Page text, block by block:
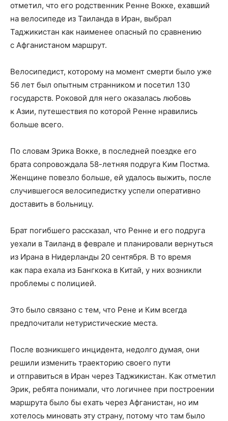
отметил, что его родственник Ренне Вокке, ехавший
на велосипеде из Таиланда в Иран, выбрал
Таджикистан как наименее опасный по сравнению
с Афганистаном маршрут.
Велосипедист, которому на момент смерти было уже
56 лет был опытным странником и посетил 130
государств. Роковой для него оказалась любовь
к Азии, путешествия по которой Ренне нравились
больше всего.
По словам Эрика Вокке, в последней поездке его
брата сопровождала 58-летняя подруга Ким Постма.
Женщине повезло больше, ей удалось выжить, после
случившегося велосипедистку успели оперативно
доставить в больницу.
Брат погибшего рассказал, что Ренне и его подруга
уехали в Таиланд в феврале и планировали вернуться
из Ирана в Нидерланды 20 сентября. В то время
как пара ехала из Бангкока в Китай, у них возникли
проблемы с полицией.
Это было связано с тем, что Рене и Ким всегда
предпочитали нетуристические места.
После возникшего инцидента, недолго думая, они
решили изменить траекторию своего пути
и отправиться в Иран через Таджикистан. Как отметил
Эрик, ребята понимали, что логичнее при построении
маршрута было бы ехать через Афганистан, но им
хотелось миновать эту страну, потому что там было